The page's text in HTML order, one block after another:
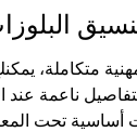
متكاملة،
ناعمة عند
أساسية تحت